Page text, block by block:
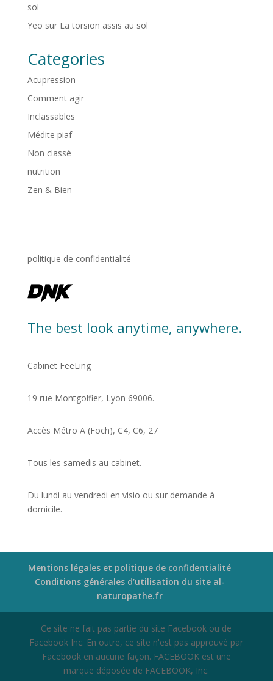
sol
Yeo sur La torsion assis au sol
Categories
Acupression
Comment agir
Inclassables
Médite piaf
Non classé
nutrition
Zen & Bien
politique de confidentialité
The best look anytime, anywhere.
Cabinet FeeLing
19 rue Montgolfier, Lyon 69006.
Accès Métro A (Foch), C4, C6, 27
Tous les samedis au cabinet.
Du lundi au vendredi en visio ou sur demande à
domicile.
Mentions légales et politique de confidentialité
Conditions générales d’utilisation du site al-
naturopathe.fr
Ce site ne fait pas partie du site Facebook ou de
Facebook Inc. En outre, ce site n'est pas approuvé par
Facebook en aucune façon. FACEBOOK est une
marque déposée de FACEBOOK, Inc.